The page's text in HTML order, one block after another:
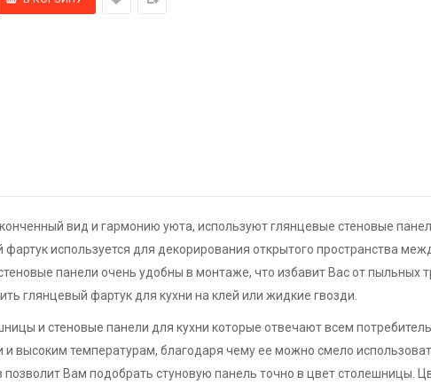
вид и гармонию уюта, используют глянцевые стеновые
используется для декорирования открытого пространства
панели очень удобны в монтаже, что избавит Вас от пыльных
глянцевый фартук для кухни на клей или жидкие гвозди.
и стеновые панели для кухни которые отвечают всем
и высоким температурам, благодаря чему ее можно смело
позволит Вам подобрать стуновую панель точно в цвет столешницы.